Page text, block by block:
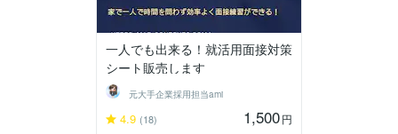
一人でも出来る！就活用面接対策
シート販売します
元大手企業採用担当ami
4.9 (18) 1,500円